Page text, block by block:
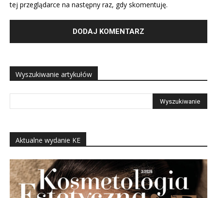
tej przeglądarce na następny raz, gdy skomentuję.
Wyszukiwanie artykułów
Aktualne wydanie KE